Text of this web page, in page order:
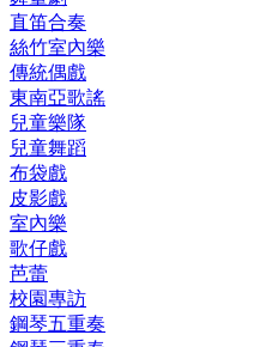
直笛合奏
絲竹室內樂
傳統偶戲
東南亞歌謠
兒童樂隊
兒童舞蹈
布袋戲
皮影戲
室內樂
歌仔戲
芭蕾
校園專訪
鋼琴五重奏